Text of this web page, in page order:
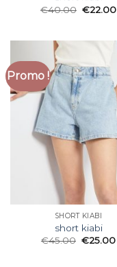
€40.00 €22.00
Promo !
SHORT KIABI
short kiabi
€45.00 €25.00